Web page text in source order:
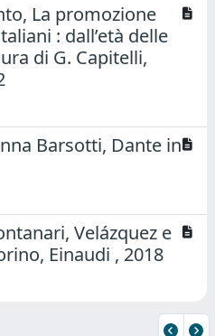
La promozione
: dall’età delle
di G. Capitelli,
Barsotti, Dante in
Velázquez e
Einaudi , 2018